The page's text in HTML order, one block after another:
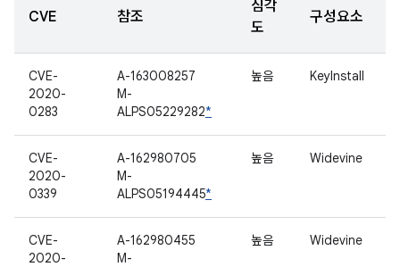
CVE 참조
심각
도
구성요소
CVE-
2020-
0283
A-163008257
M-
ALPS05229282*
높음 KeyInstall
CVE-
2020-
0339
A-162980705
M-
ALPS05194445*
높음 Widevine
CVE-
2020-
A-162980455
M-
높음 Widevine